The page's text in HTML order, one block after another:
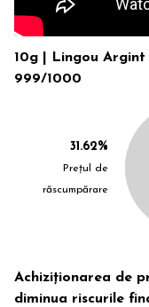
10g | Lingou
999/1000
31.62%
Prețul de
răscumpărare
Achiziționarea de
diminua riscurile